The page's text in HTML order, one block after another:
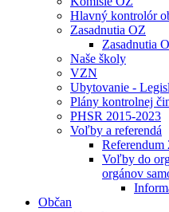
Hlavný kontrolór
Zasadnutia OZ
Zasadnutia
Naše školy
VZN
Ubytovanie -
Plány kontrolnej
PHSR 2015-2023
Voľby a referendá
Referendum
Voľby do
orgánov
Občan